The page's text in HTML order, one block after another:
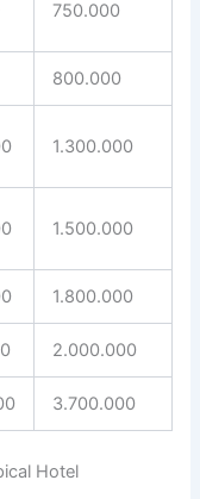
750.000
800.000
1.300.000
1.500.000
1.800.000
2.000.000
3.700.000
Hotel